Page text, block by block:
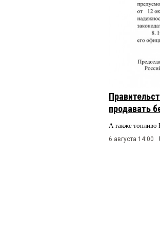
продавать
А также
6 августа 14:00